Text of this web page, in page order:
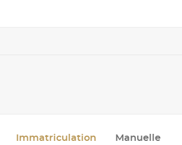
Immatriculation Manuelle